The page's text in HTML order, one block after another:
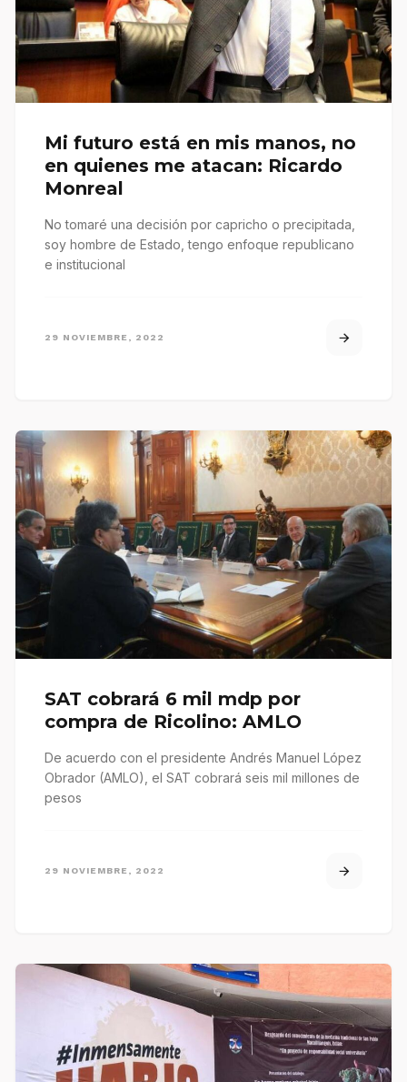
Mi futuro está en mis manos, no
en quienes me atacan: Ricardo
Monreal
No tomaré una decisión por capricho o precipitada,
soy hombre de Estado, tengo enfoque republicano
e institucional
29 NOVIEMBRE, 2022
SAT cobrará 6 mil mdp por
compra de Ricolino: AMLO
De acuerdo con el presidente Andrés Manuel López
Obrador (AMLO), el SAT cobrará seis mil millones de
pesos
29 NOVIEMBRE, 2022